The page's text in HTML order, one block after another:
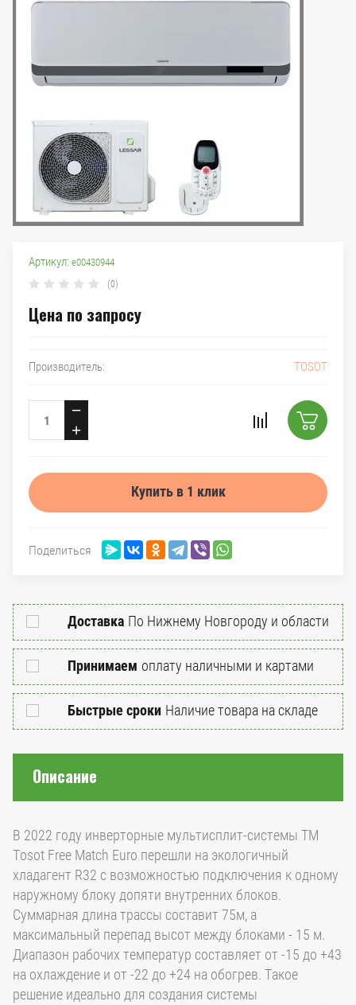
Артикул: e00430944
(0)
Цена по запросу
Производитель: TOSOT
−
+
Купить в 1 клик
Поделиться
Доставка По Нижнему Новгороду и области
Принимаем оплату наличными и картами
Быстрые сроки Наличие товара на складе
Описание
В 2022 году инверторные мультисплит-системы ТМ
Tosot Free Match Euro перешли на экологичный
хладагент R32 с возможностью подключения к одному
наружному блоку допяти внутренних блоков.
Суммарная длина трассы составит 75м, а
максимальный перепад высот между блоками - 15 м.
Диапазон рабочих температур составляет от -15 до +43
на охлаждение и от -22 до +24 на обогрев. Такое
решение идеально для создания системы